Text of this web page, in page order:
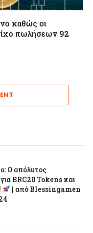
καθώς οι
πωλήσεων 92
Ο απόλυτος
BRC20 Tokens και
| από Blessingamen